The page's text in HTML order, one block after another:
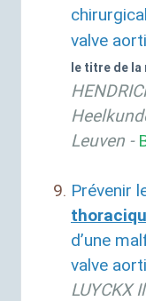
valve
le titre de la
Leuven -
Prévenir
d’une
valve
LUYCKX